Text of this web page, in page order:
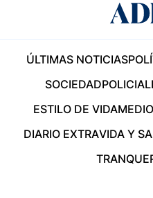
ÚLTIMAS NOTICIAS
SOCIEDAD
ESTILO DE VIDA
DIARIO EXTRAVIDA Y